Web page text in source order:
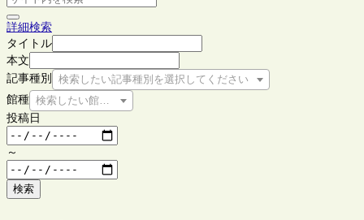
詳細検索
タイトル
本文
記事種別
検索したい記事種別を選択してください
館種 検索したい館種を選択してください
投稿日
～
検索